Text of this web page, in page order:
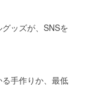
ッズが、SNSを
手作りか、最低